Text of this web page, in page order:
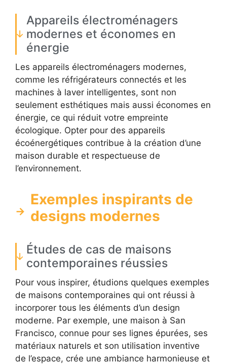
Appareils électroménagers
modernes et économes en
énergie
Les appareils électroménagers modernes,
comme les réfrigérateurs connectés et les
machines à laver intelligentes, sont non
seulement esthétiques mais aussi économes en
énergie, ce qui réduit votre empreinte
écologique. Opter pour des appareils
écoénergétiques contribue à la création d’une
maison durable et respectueuse de
l’environnement.
Exemples inspirants de
designs modernes
Études de cas de maisons
contemporaines réussies
Pour vous inspirer, étudions quelques exemples
de maisons contemporaines qui ont réussi à
incorporer tous les éléments d’un design
moderne. Par exemple, une maison à San
Francisco, connue pour ses lignes épurées, ses
matériaux naturels et son utilisation inventive
de l’espace, crée une ambiance harmonieuse et